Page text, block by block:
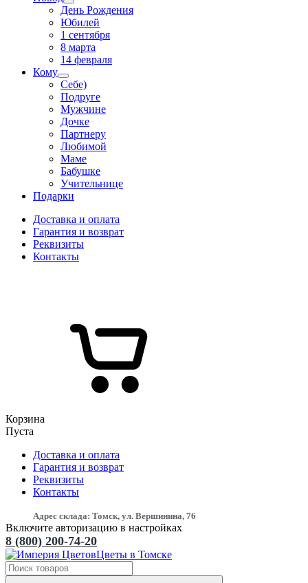
День Рождения
Юбилей
1 сентября
8 марта
14 февраля
Кому
Себе)
Подруге
Мужчине
Дочке
Партнеру
Любимой
Маме
Бабушке
Учительнице
Подарки
Доставка и оплата
Гарантия и возврат
Реквизиты
Контакты
Корзина
Пуста
Доставка и оплата
Гарантия и возврат
Реквизиты
Контакты
Адрес склада: Томск, ул. Вершинина, 76
Включите авторизацию в настройках
8 (800) 200-74-20
Цветы в Томске